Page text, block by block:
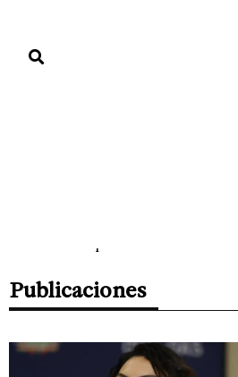
Lic. en Comunicación
Deportes, política, arte ,
Publicaciones